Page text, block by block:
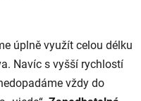
úplně využít celou délku
Navíc s vyšší rychlostí
vždy do